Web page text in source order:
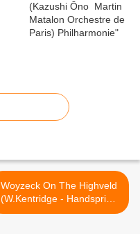
Woyzeck On The Highveld
(W.Kentridge - Handspring
Puppet Company) >